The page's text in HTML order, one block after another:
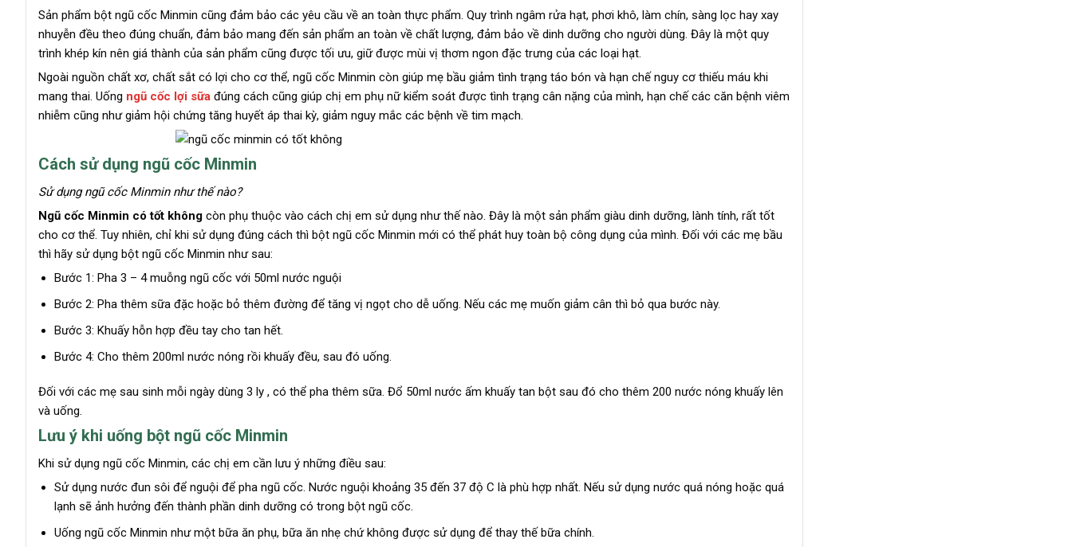
Sản phẩm bột ngũ cốc Minmin cũng đảm bảo các yêu cầu về an toàn thực phẩm. Quy trình ngâm rửa hạt, phơi khô, làm chín, sàng lọc hay xay
nhuyễn đều theo đúng chuẩn, đảm bảo mang đến sản phẩm an toàn về chất lượng, đảm bảo về dinh dưỡng cho người dùng. Đây là một quy
trình khép kín nên giá thành của sản phẩm cũng được tối ưu, giữ được mùi vị thơm ngon đặc trưng của các loại hạt.
Ngoài nguồn chất xơ, chất sắt có lợi cho cơ thể, ngũ cốc Minmin còn giúp mẹ bầu giảm tình trạng táo bón và hạn chế nguy cơ thiếu máu khi
mang thai. Uống ngũ cốc lợi sữa đúng cách cũng giúp chị em phụ nữ kiểm soát được tình trạng cân nặng của mình, hạn chế các căn bệnh viêm
nhiễm cũng như giảm hội chứng tăng huyết áp thai kỳ, giảm nguy mắc các bệnh về tim mạch.
Cách sử dụng ngũ cốc Minmin
Sử dụng ngũ cốc Minmin như thế nào?
Ngũ cốc Minmin có tốt không còn phụ thuộc vào cách chị em sử dụng như thế nào. Đây là một sản phẩm giàu dinh dưỡng, lành tính, rất tốt
cho cơ thể. Tuy nhiên, chỉ khi sử dụng đúng cách thì bột ngũ cốc Minmin mới có thể phát huy toàn bộ công dụng của mình. Đối với các mẹ bầu
thì hãy sử dụng bột ngũ cốc Minmin như sau:
Bước 1: Pha 3 – 4 muỗng ngũ cốc với 50ml nước nguội
Bước 2: Pha thêm sữa đặc hoặc bỏ thêm đường để tăng vị ngọt cho dễ uống. Nếu các mẹ muốn giảm cân thì bỏ qua bước này.
Bước 3: Khuấy hỗn hợp đều tay cho tan hết.
Bước 4: Cho thêm 200ml nước nóng rồi khuấy đều, sau đó uống.
Đối với các mẹ sau sinh mỗi ngày dùng 3 ly , có thể pha thêm sữa. Đổ 50ml nước ấm khuấy tan bột sau đó cho thêm 200 nước nóng khuấy lên
và uống.
Lưu ý khi uống bột ngũ cốc Minmin
Khi sử dụng ngũ cốc Minmin, các chị em cần lưu ý những điều sau:
Sử dụng nước đun sôi để nguội để pha ngũ cốc. Nước nguội khoảng 35 đến 37 độ C là phù hợp nhất. Nếu sử dụng nước quá nóng hoặc quá
lạnh sẽ ảnh hưởng đến thành phần dinh dưỡng có trong bột ngũ cốc.
Uống ngũ cốc Minmin như một bữa ăn phụ, bữa ăn nhẹ chứ không được sử dụng để thay thế bữa chính.